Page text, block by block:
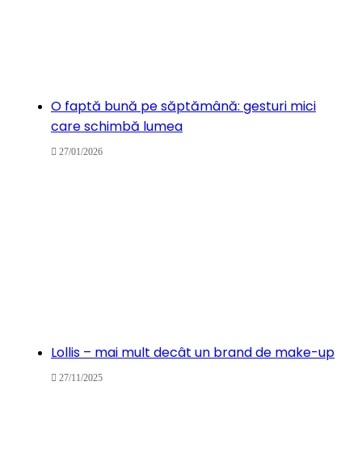
O faptă bună pe săptămână: gesturi mici
care schimbă lumea
27/01/2026
Lollis – mai mult decât un brand de make-up
27/11/2025